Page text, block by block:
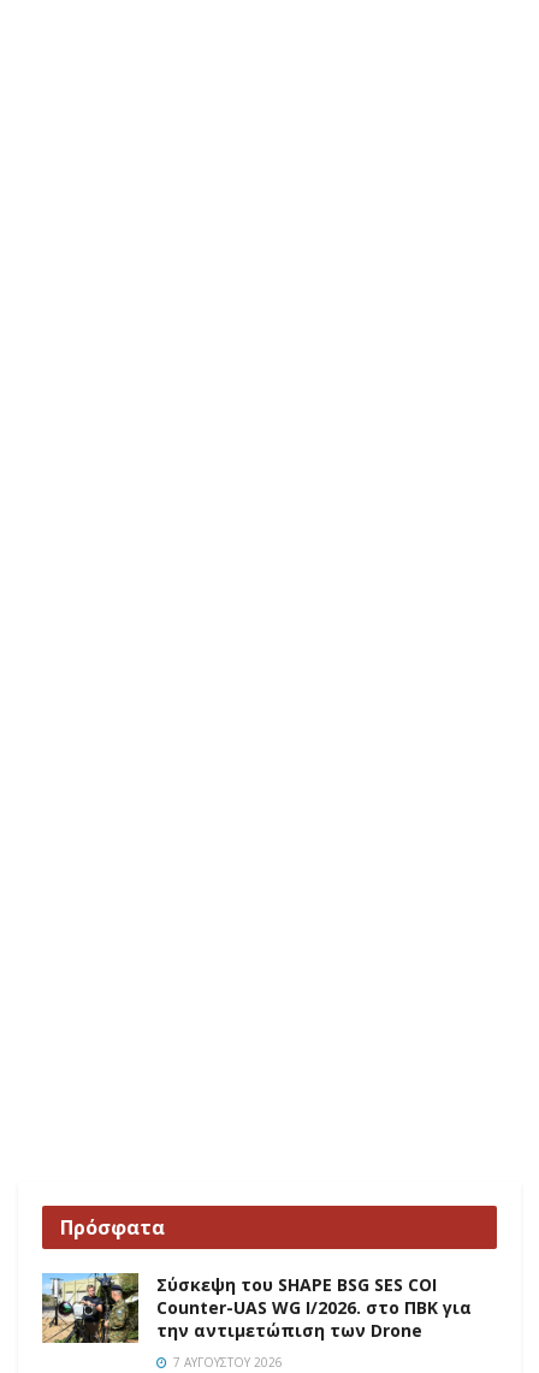
Πρόσφατα
Σύσκεψη του SHAPE BSG SES COI
Counter-UAS WG I/2026. στο ΠΒΚ για
την αντιμετώπιση των Drone
7 ΑΥΓΟΎΣΤΟΥ 2026